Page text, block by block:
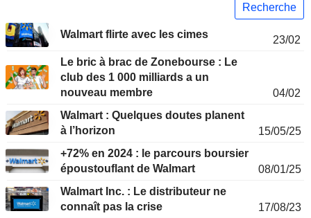
Recherche
Walmart flirte avec les cimes
23/02
Le bric à brac de Zonebourse : Le
club des 1 000 milliards a un
nouveau membre
04/02
Walmart : Quelques doutes planent
à l’horizon
15/05/25
+72% en 2024 : le parcours boursier
époustouflant de Walmart
08/01/25
Walmart Inc. : Le distributeur ne
connaît pas la crise
17/08/23